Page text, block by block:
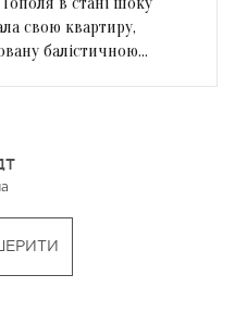
свою квартиру,
балістичною